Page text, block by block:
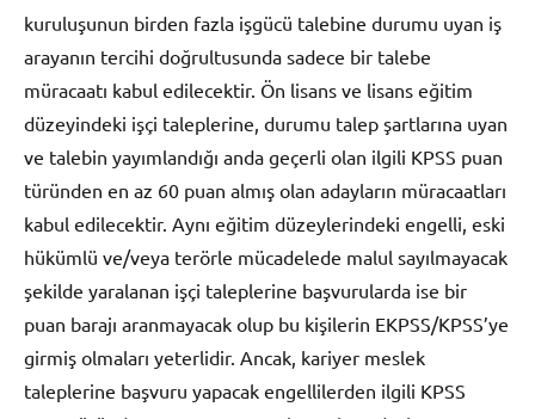
kuruluşunun birden fazla işgücü talebine durumu uyan iş
arayanın tercihi doğrultusunda sadece bir talebe
müracaatı kabul edilecektir. Ön lisans ve lisans eğitim
düzeyindeki işçi taleplerine, durumu talep şartlarına uyan
ve talebin yayımlandığı anda geçerli olan ilgili KPSS puan
türünden en az 60 puan almış olan adayların müracaatları
kabul edilecektir. Aynı eğitim düzeylerindeki engelli, eski
hükümlü ve/veya terörle mücadelede malul sayılmayacak
şekilde yaralanan işçi taleplerine başvurularda ise bir
puan barajı aranmayacak olup bu kişilerin EKPSS/KPSS’ye
girmiş olmaları yeterlidir. Ancak, kariyer meslek
taleplerine başvuru yapacak engellilerden ilgili KPSS